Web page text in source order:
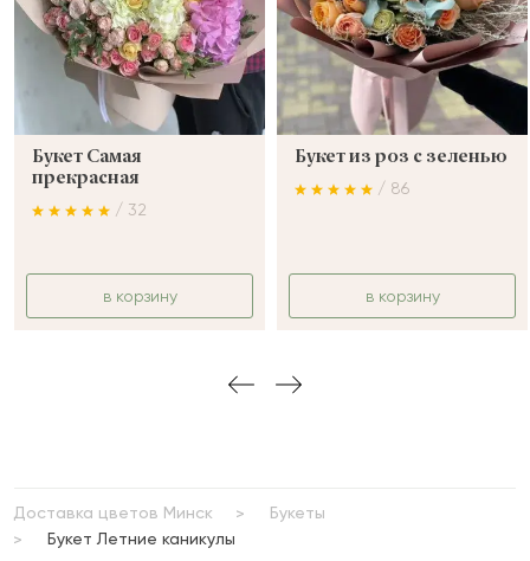
Букет Самая
прекрасная
/ 32
в корзину
Букет из роз с зеленью
/ 86
в корзину
Доставка цветов Минск
Букеты
Букет Летние каникулы